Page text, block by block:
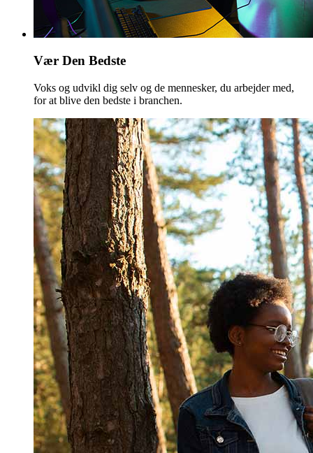
Vær Den Bedste
Voks og udvikl dig selv og de mennesker, du arbejder med,
for at blive den bedste i branchen.